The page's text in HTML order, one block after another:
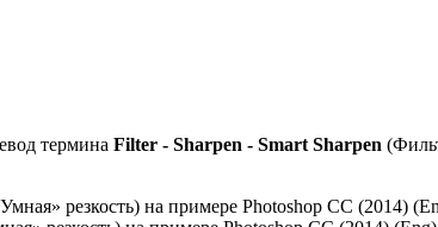
термина Filter - Sharpen - Smart Sharpen